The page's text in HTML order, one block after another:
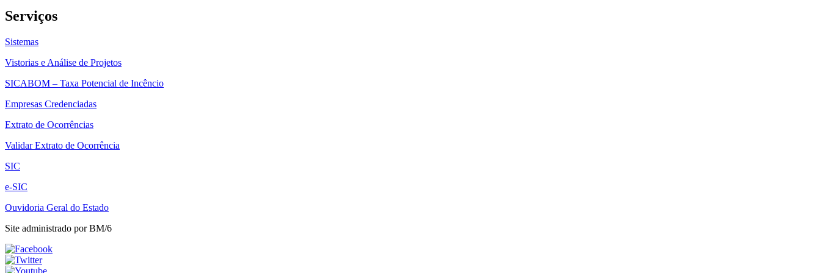
Serviços
Sistemas
Vistorias e Análise de Projetos
SICABOM – Taxa Potencial de Incêncio
Empresas Credenciadas
Extrato de Ocorrências
Validar Extrato de Ocorrência
SIC
e-SIC
Ouvidoria Geral do Estado
Site administrado por BM/6